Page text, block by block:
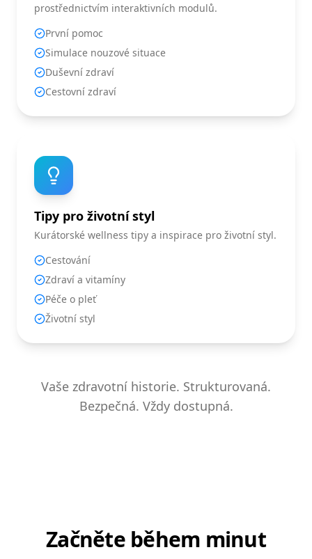
prostřednictvím interaktivních modulů.
První pomoc
Simulace nouzové situace
Duševní zdraví
Cestovní zdraví
Tipy pro životní styl
Kurátorské wellness tipy a inspirace pro životní styl.
Cestování
Zdraví a vitamíny
Péče o pleť
Životní styl
Vaše zdravotní historie. Strukturovaná.
Bezpečná. Vždy dostupná.
Začněte během minut